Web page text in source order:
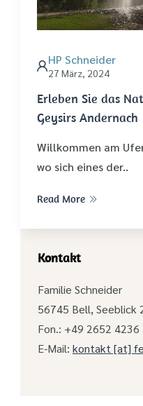
HP Schneider
27 März, 2024
Erleben Sie das
Geysirs Andernach
Willkommen am
wo sich eines der..
Read More
Kontakt
Familie Schneider
56745 Bell, Seeblick
Fon.: +49 2652 4236
E-Mail: kontakt [at]